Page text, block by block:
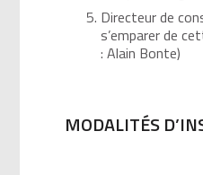
Directeur de
s’emparer de
: Alain Bonte)
MODALITÉS